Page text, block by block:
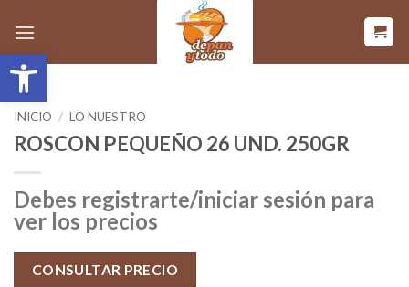
Abrir barra de herramientas
contenido
INICIO / LO NUESTRO
ROSCON PEQUEÑO 26 UND. 250GR
Debes registrarte/iniciar sesión para
ver los precios
CONSULTAR PRECIO